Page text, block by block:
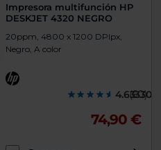
Impresora multifunción HP
DESKJET 4320 NEGRO
20ppm, 4800 x 1200 DPIpx,
Negro, A color
(60)
74,90 €